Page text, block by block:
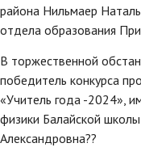
района Нильмаер
отдела образования
В торжественной
победитель конкурса
«Учитель года -2024»,
физики Балайской
Александровна??